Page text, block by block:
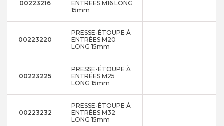
00223216
ENTRÉES M16 LONG
15mm
00223220
PRESSE-ÉTOUPE À
ENTRÉES M20
LONG 15mm
00223225
PRESSE-ÉTOUPE À
ENTRÉES M25
LONG 15mm
00223232
PRESSE-ÉTOUPE À
ENTRÉES M32
LONG 15mm